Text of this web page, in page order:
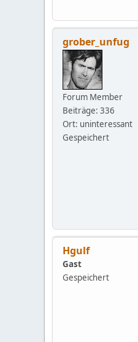
grober_unfug
Forum Member
Beiträge: 336
Ort: uninteressant
Gespeichert
Hgulf
Gast
Gespeichert